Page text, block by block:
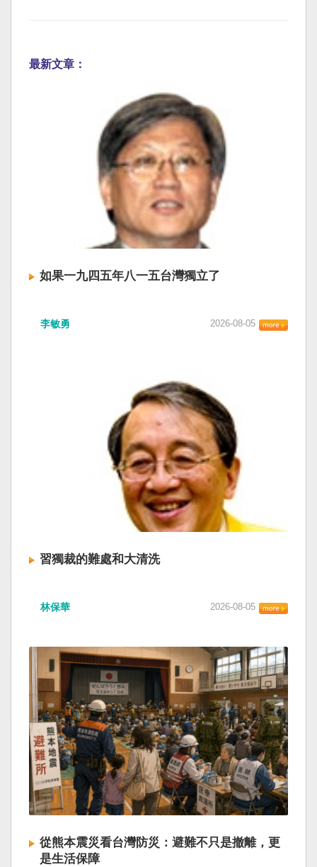
最新文章：
如果一九四五年八一五台灣獨立了
李敏勇 2026-08-05
習獨裁的難處和大清洗
林保華 2026-08-05
從熊本震災看台灣防災：避難不只是撤離，更
是生活保障